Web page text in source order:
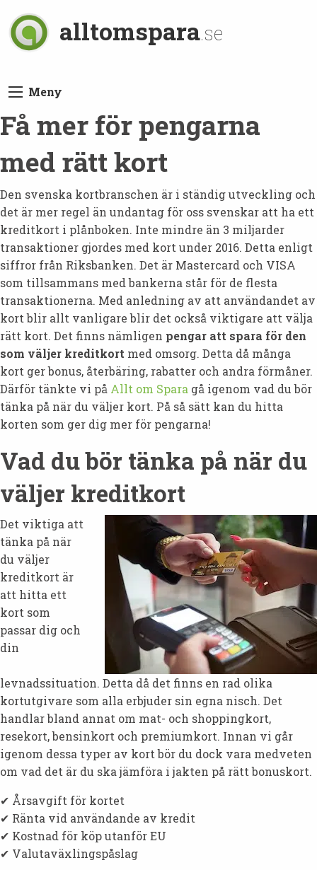
alltomspara.se
Meny
Få mer för pengarna
med rätt kort
Den svenska kortbranschen är i ständig utveckling och
det är mer regel än undantag för oss svenskar att ha ett
kreditkort i plånboken. Inte mindre än 3 miljarder
transaktioner gjordes med kort under 2016. Detta enligt
siffror från Riksbanken. Det är Mastercard och VISA
som tillsammans med bankerna står för de flesta
transaktionerna. Med anledning av att användandet av
kort blir allt vanligare blir det också viktigare att välja
rätt kort. Det finns nämligen pengar att spara för den
som väljer kreditkort med omsorg. Detta då många
kort ger bonus, återbäring, rabatter och andra förmåner.
Därför tänkte vi på Allt om Spara gå igenom vad du bör
tänka på när du väljer kort. På så sätt kan du hitta
korten som ger dig mer för pengarna!
Vad du bör tänka på när du
väljer kreditkort
Det viktiga att
tänka på när
du väljer
kreditkort är
att hitta ett
kort som
passar dig och
din
levnadssituation. Detta då det finns en rad olika
kortutgivare som alla erbjuder sin egna nisch. Det
handlar bland annat om mat- och shoppingkort,
resekort, bensinkort och premiumkort. Innan vi går
igenom dessa typer av kort bör du dock vara medveten
om vad det är du ska jämföra i jakten på rätt bonuskort.
✔ Årsavgift för kortet
✔ Ränta vid användande av kredit
✔ Kostnad för köp utanför EU
✔ Valutaväxlingspåslag